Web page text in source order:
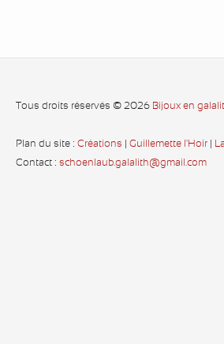
Tous droits réservés © 2026 Bijoux en
Plan du site : Créations Guillemette l'Hoir
Contact : schoenlaub.galalith@gmail.com